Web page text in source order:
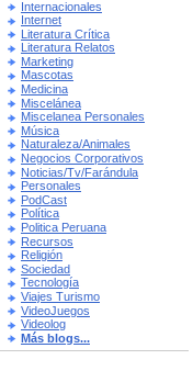
Internacionales
Internet
Literatura Crítica
Literatura Relatos
Marketing
Mascotas
Medicina
Miscelánea
Miscelanea Personales
Música
Naturaleza/Animales
Negocios Corporativos
Noticias/Tv/Farándula
Personales
PodCast
Política
Politica Peruana
Recursos
Religión
Sociedad
Tecnología
Viajes Turismo
VideoJuegos
Videolog
Más blogs...